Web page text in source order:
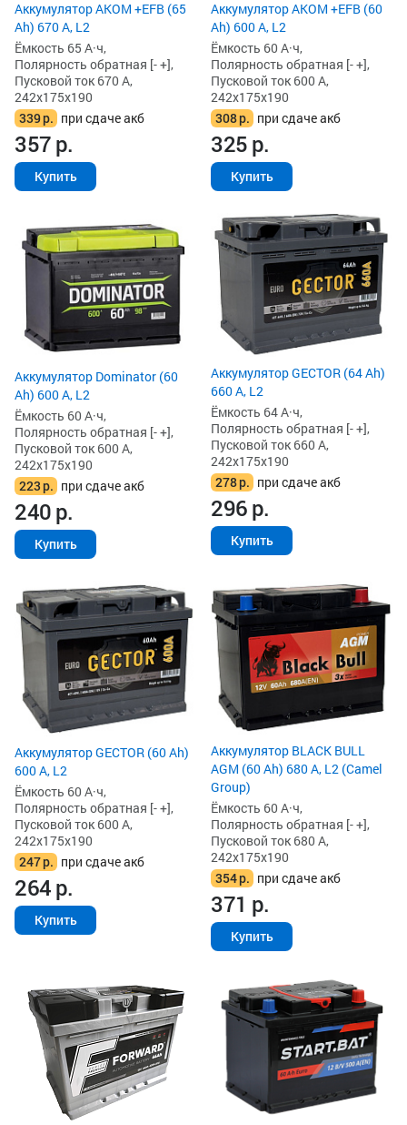
Аккумулятор AKOM +EFB (65
Ah) 670 А, L2
Ёмкость 65 А·ч,
Полярность обратная [- +],
Пусковой ток 670 А,
242x175x190
339р. при сдаче акб
357р.
Купить
Аккумулятор AKOM +EFB (60
Ah) 600 А, L2
Ёмкость 60 А·ч,
Полярность обратная [- +],
Пусковой ток 600 А,
242x175x190
308р. при сдаче акб
325р.
Купить
Аккумулятор Dominator (60
Ah) 600 А, L2
Ёмкость 60 А·ч,
Полярность обратная [- +],
Пусковой ток 600 А,
242x175x190
223р. при сдаче акб
240р.
Купить
Аккумулятор GECTOR (64 Ah)
660 А, L2
Ёмкость 64 А·ч,
Полярность обратная [- +],
Пусковой ток 660 А,
242x175x190
278р. при сдаче акб
296р.
Купить
Аккумулятор GECTOR (60 Ah)
600 А, L2
Ёмкость 60 А·ч,
Полярность обратная [- +],
Пусковой ток 600 А,
242x175x190
247р. при сдаче акб
264р.
Купить
Аккумулятор BLACK BULL
AGM (60 Ah) 680 А, L2 (Camel
Group)
Ёмкость 60 А·ч,
Полярность обратная [- +],
Пусковой ток 680 А,
242x175x190
354р. при сдаче акб
371 р.
Купить